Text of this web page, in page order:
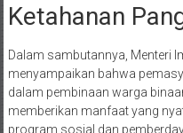
Ketahanan
Dalam sambutannya, Menteri
menyampaikan bahwa
dalam pembinaan warga
memberikan manfaat yang
program sosial dan